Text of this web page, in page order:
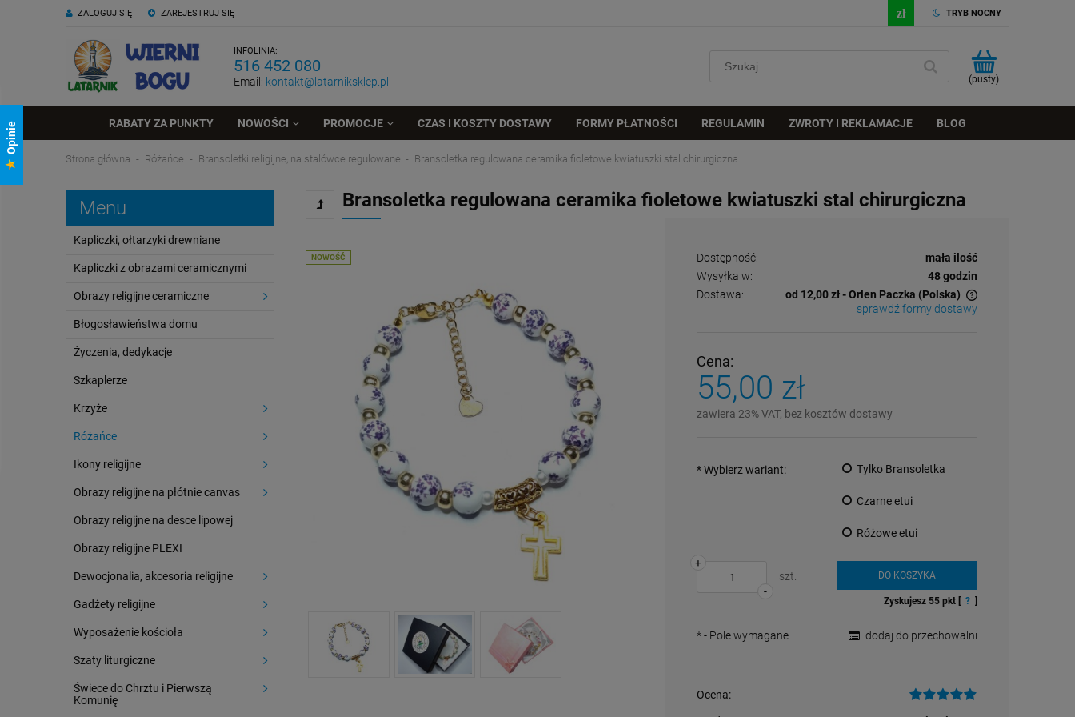
ZAREJESTRUJ SIĘ
ZALOGUJ SIĘ TRYB NOCNY
INFOLINIA:
516 452 080
Email: kontakt@latarniksklep.pl (pusty)
RABATY ZA PUNKTY NOWOŚCI PROMOCJE CZAS I KOSZTY DOSTAWY FORMY PŁATNOŚCI REGULAMIN ZWROTY I REKLAMACJE BLOG
Strona główna Różańce Bransoletki religijne, na stalówce regulowane Bransoletka regulowana ceramika fioletowe kwiatuszki stal chirurgiczna
Menu
Kapliczki, ołtarzyki drewniane
Kapliczki z obrazami ceramicznymi
Obrazy religijne ceramiczne
Błogosławieństwa domu
Życzenia, dedykacje
Szkaplerze
Krzyże
Różańce
Ikony religijne
Obrazy religijne na płótnie canvas
Obrazy religijne na desce lipowej
Obrazy religijne PLEXI
Dewocjonalia, akcesoria religijne
Gadżety religijne
Wyposażenie kościoła
Szaty liturgiczne
Świece do Chrztu i Pierwszą
Komunię
Bransoletka regulowana ceramika fioletowe kwiatuszki stal chirurgiczna
NOWOŚĆ Dostępność:
mała ilość
Wysyłka w:
48 godzin
Dostawa:
od 12,00 zł- Orlen Paczka (Polska)
sprawdź formy dostawy
Cena:
55,00 zł
zawiera 23% VAT, bez kosztów dostawy
*Wybierz wariant: Tylko Bransoletka
Czarne etui
Różowe etui
-
+
szt.
DO KOSZYKA
Zyskujesz 55pkt [ ? ]
dodaj do przechowalni
*- Pole wymagane
Ocena:
Opinie